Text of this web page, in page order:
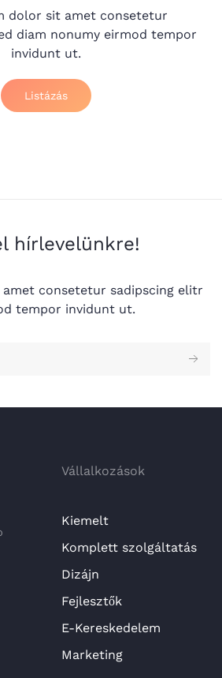
dolor sit amet consetetur
diam nonumy eirmod tempor
invidunt ut.
Listázás
hírlevelünkre!
consetetur sadipscing elitr
tempor invidunt ut.
Vállalkozások
Kiemelt
Komplett szolgáltatás
Dizájn
Fejlesztők
E-Kereskedelem
Marketing